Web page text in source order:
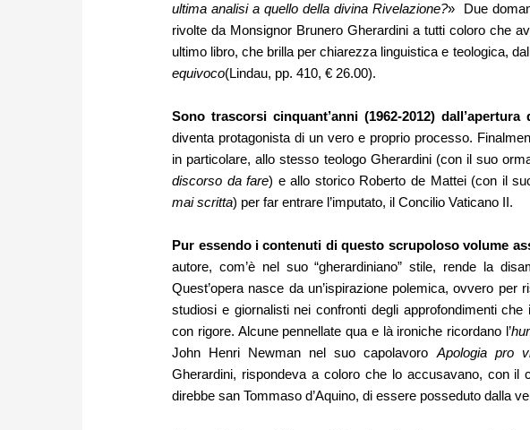
ultima analisi a quello della divina Rivelazione?» Due
rivolte da Monsignor Brunero Gherardini a tutti coloro che
ultimo libro, che brilla per chiarezza linguistica e teologica,
equivoco(Lindau, pp. 410, € 26.00).
Sono trascorsi cinquant’anni (1962-2012)
diventa protagonista di un vero e proprio processo.
in particolare, allo stesso teologo Gherardini (con il suo
discorso da fare) e allo storico Roberto de Mattei (con il
mai scritta) per far entrare l’imputato, il Concilio Vaticano II.
Pur essendo i contenuti di questo scrupoloso volume
autore, com’è nel suo “gherardiniano” stile, rende la
Quest’opera nasce da un’ispirazione polemica, ovvero per
studiosi e giornalisti nei confronti degli approfondimenti
con rigore. Alcune pennellate qua e là ironiche ricordano l’
John Henri Newman nel suo capolavoro Apologia pro
Gherardini, rispondeva a coloro che lo accusavano, con il
direbbe san Tommaso d’Aquino, di essere posseduto dalla